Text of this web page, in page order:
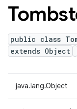
public class
extends Object
java.lang.Object